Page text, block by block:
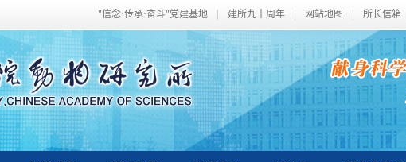
"信念·传承·奋斗"党建基地 建所九十周年 网站地图 所长信箱